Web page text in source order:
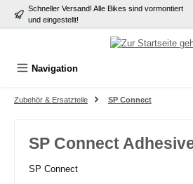
springen
Schneller Versand! Alle Bikes sind vormontiert
und eingestellt!
Navigation
Zubehör & Ersatzteile SP Connect
SP Connect
SP Connect